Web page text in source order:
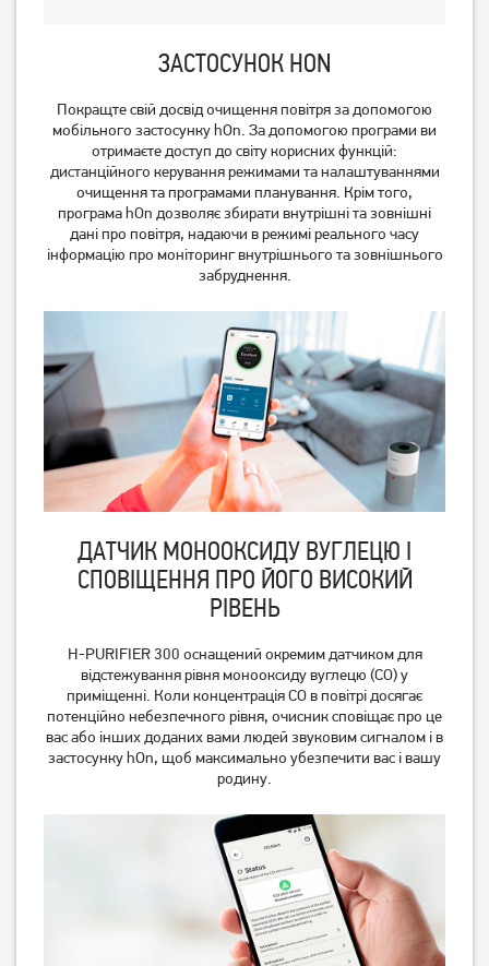
Очисник повітря Beko
ATP7100I
Немає в наявності
Очищувач повітря
Electrolux EPO50351SW
8 099грн
6 479грн
Немає в наявності
ЗАСТОСУНОК HON
Покращте свій досвід очищення повітря за допомогою
мобільного застосунку hOn. За допомогою програми ви
отримаєте доступ до світу корисних функцій:
дистанційного керування режимами та налаштуваннями
очищення та програмами планування. Крім того,
програма hOn дозволяє збирати внутрішні та зовнішні
дані про повітря, надаючи в режимі реального часу
інформацію про моніторинг внутрішнього та зовнішнього
забруднення.
ДАТЧИК МОНООКСИДУ ВУГЛЕЦЮ І
СПОВІЩЕННЯ ПРО ЙОГО ВИСОКИЙ
РІВЕНЬ
H-PURIFIER 300 оснащений окремим датчиком для
відстежування рівня монооксиду вуглецю (CO) у
приміщенні. Коли концентрація CO в повітрі досягає
потенційно небезпечного рівня, очисник сповіщає про це
вас або інших доданих вами людей звуковим сигналом і в
застосунку hOn, щоб максимально убезпечити вас і вашу
родину.